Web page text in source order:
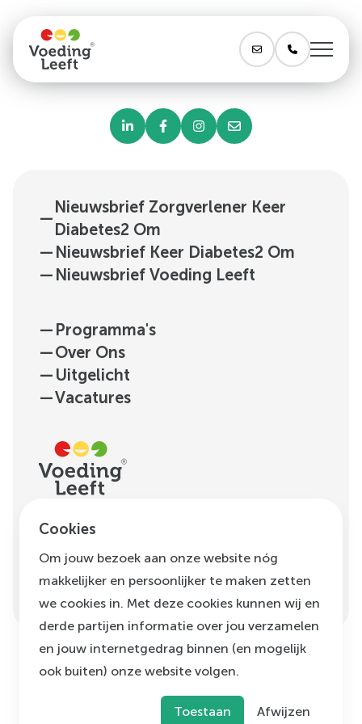
—
Nieuwsbrief Zorgverlener Keer
Diabetes2 Om
— Nieuwsbrief Keer Diabetes2 Om
— Nieuwsbrief Voeding Leeft
— Programma's
—Over Ons
— Uitgelicht
—Vacatures
H.J.E. Wenckebachweg
1096 AM Amsterdam
info@voedingleeft.nl
Voeding Leeft,2026
Cookie beleidKlachtenregeling
Cookies
Om jouw bezoek aan onze website nóg
makkelijker en persoonlijker te maken zetten
we cookies in. Met deze cookies kunnen wij en
derde partijen informatie over jou verzamelen
en jouw internetgedrag binnen (en mogelijk
ook buiten) onze website volgen.
Toestaan Afwijzen